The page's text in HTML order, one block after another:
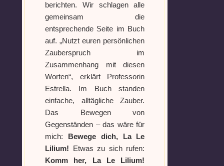
berichten. Wir schlagen alle
gemeinsam die
entsprechende Seite im Buch
auf. „Nutzt euren persönlichen
Zauberspruch im
Zusammenhang mit diesen
Worten“, erklärt Professorin
Estrella. Im Buch standen
einfache, alltägliche Zauber.
Das Bewegen von
Gegenständen – das wäre für
mich: Bewege dich, La Le
Lilium! Etwas zu sich rufen:
Komm her, La Le Lilium!
Wähle ein beliebiges
Mandala und male es
aus um den Fluch zu
bannen.
Weitere Mandala findest du
hier:
https://mondaymandala.com/m/